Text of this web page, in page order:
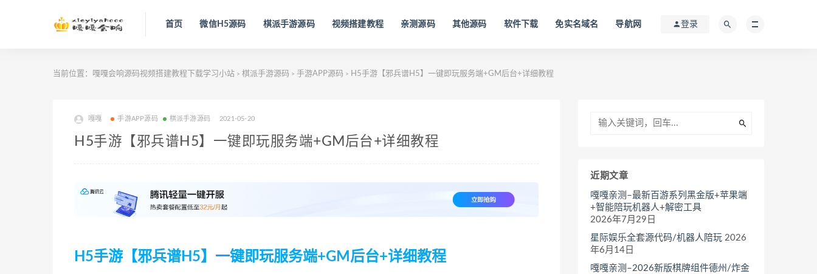
首页 微信H5源码 棋派手游源码 视频搭建教程 亲测源码 其他源码 软件下载 免实名域名 导航网 登录
当前位置： 嘎嘎会响源码视频搭建教程下载学习小站 > 棋派手游源码 > 手游APP源码 > H5手游【邪兵谱H5】一键即玩服务端+GM后台+详细教程
嘎嘎 手游APP源码 棋派手游源码 2021-05-20
H5手游【邪兵谱H5】一键即玩服务端+GM后台+详细教程
H5手游【邪兵谱H5】一键即玩服务端+GM后台+详细教程
近期文章
嘎嘎亲测–最新百游系列黑金版+苹果端
+智能陪玩机器人+解密工具
2026年7月29日
星际娱乐全套源代码/机器人陪玩 2026
年6月14日
嘎嘎亲测–2026新版棋牌组件德州/炸金